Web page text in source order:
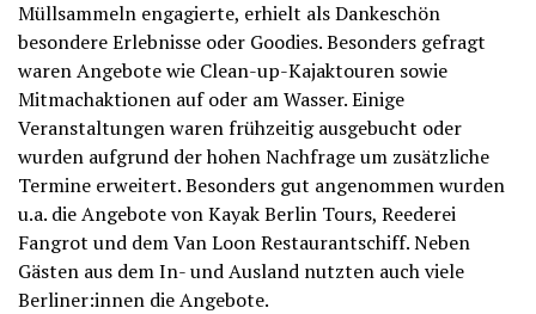
Müllsammeln engagierte, erhielt als Dankeschön
besondere Erlebnisse oder Goodies. Besonders gefragt
waren Angebote wie Clean-up-Kajaktouren sowie
Mitmachaktionen auf oder am Wasser. Einige
Veranstaltungen waren frühzeitig ausgebucht oder
wurden aufgrund der hohen Nachfrage um zusätzliche
Termine erweitert. Besonders gut angenommen wurden
u.a. die Angebote von Kayak Berlin Tours, Reederei
Fangrot und dem Van Loon Restaurantschiff. Neben
Gästen aus dem In- und Ausland nutzten auch viele
Berliner:innen die Angebote.